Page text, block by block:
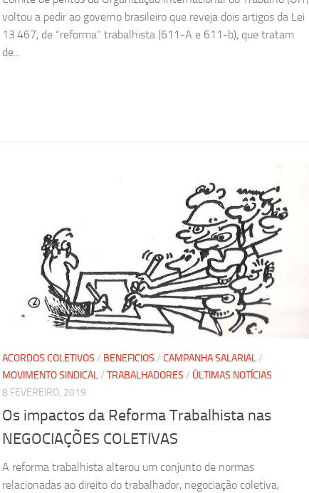
voltou a pedir ao governo brasileiro que reveja dois artigos da Lei
13.467, de “reforma” trabalhista (611-A e 611-b), que tratam
de...
ACORDOS COLETIVOS / BENEFICIOS / CAMPANHA SALARIAL/
MOVIMENTO SINDICAL/ TRABALHADORES / ÚLTIMAS NOTÍCIAS
8 FEVEREIRO, 2019
Os impactos da Reforma Trabalhista nas
NEGOCIAÇÕES COLETIVAS
A reforma trabalhista alterou um conjunto de normas
relacionadas ao direito do trabalhador, negociação coletiva,